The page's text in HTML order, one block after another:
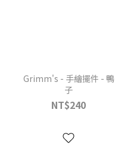
Grimm's - 手繪擺件 - 鴨
子
NT$240